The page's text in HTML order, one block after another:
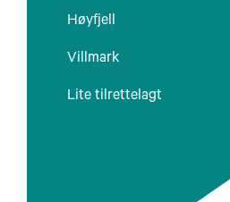
Høyfjell
Villmark
Lite tilrettelagt